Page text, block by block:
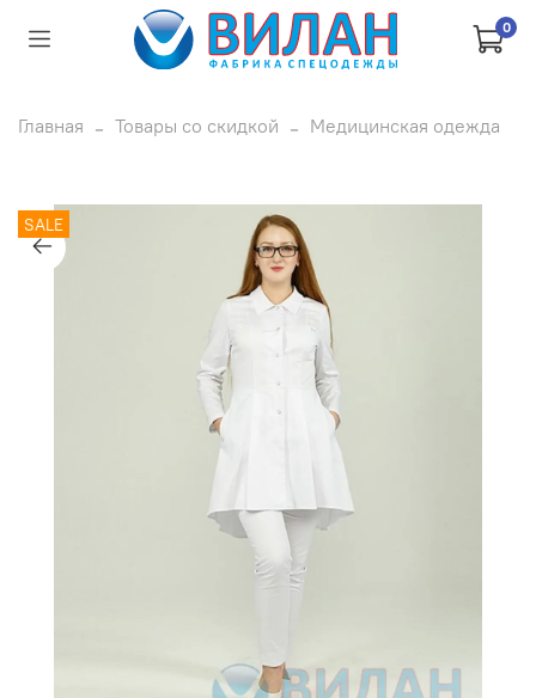
0
Главная Товары со скидкой Медицинская одежда
SALE